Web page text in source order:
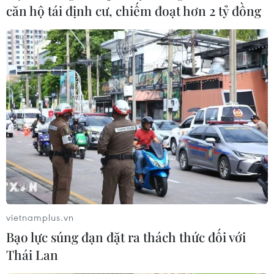
Cảnh sát khám xét nơi ở của Huấn
"Hoa Hồng"
06/08/2026 15:04
Bãi bỏ một số văn bản quy phạm
pháp luật không còn phù hợp
06/08/2026 09:59
Khởi tố người đi bộ gây tai nạn chết
người trên quốc lộ ở Quảng Trị
06/08/2026 09:44
căn hộ tái định cư, chiếm đoạt hơn 2 tỷ đồng
vietnamplus.vn
Bạo lực súng đạn đặt ra thách thức đối với
Thái Lan